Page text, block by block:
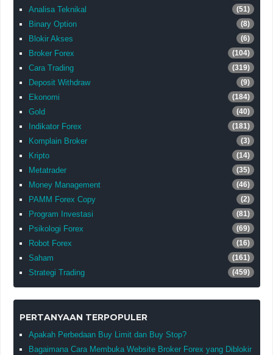
Analisa Teknikal (51)
Binary Option (8)
Blokir Akses (6)
Broker Forex (104)
Cara Trading (319)
Deposit Withdraw (9)
Ekonomi (184)
Gold (40)
Indikator Forex (181)
Komplain Broker (3)
Kripto (14)
Metatrader (35)
Money Management (46)
PAMM Forex Copy (2)
Program Investasi (81)
Psikologi Forex (69)
Robot Forex (16)
Saham (161)
Strategi Trading (459)
PERTANYAAN TERPOPULER
Apakah Perbedaan Buy Limit dan Buy Stop?
Bagaimana Cara Membuka Website Broker Forex yang Diblokir